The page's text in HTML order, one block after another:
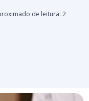
de leitura: 2